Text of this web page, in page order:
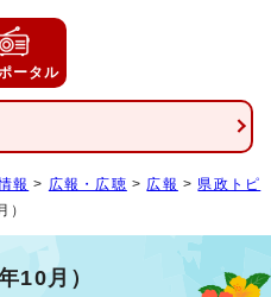
ータル
報 > 広報・広聴 > 広報 > 県政トピ
）
10月）